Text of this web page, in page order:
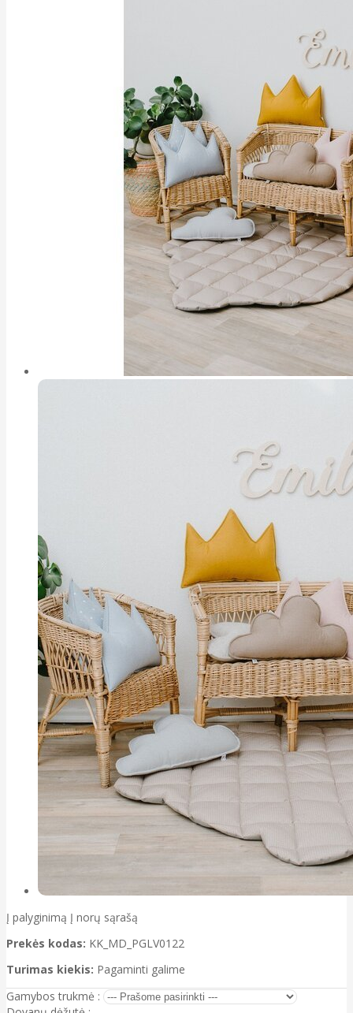
Į palyginimą Į norų sąrašą
Prekės kodas: KK_MD_PGLV0122
Turimas kiekis: Pagaminti galime
Gamybos trukmė :